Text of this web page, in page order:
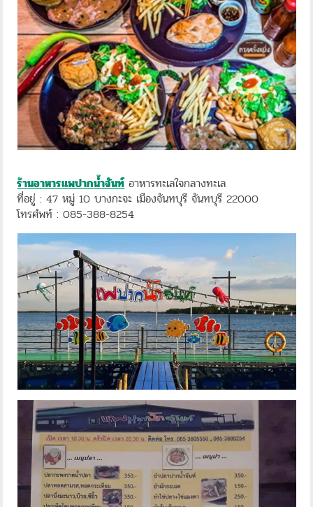
ร้านอาหารแพปากน้ำจันท์อาหารทะเลใจกลางทะเล
ที่อยู่ : 47 หมู่ 10 บางกะจะ เมืองจันทบุรี จันทบุรี 22000
โทรศํพท์ : 085-388-8254